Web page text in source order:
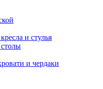
и стулья
и чердаки